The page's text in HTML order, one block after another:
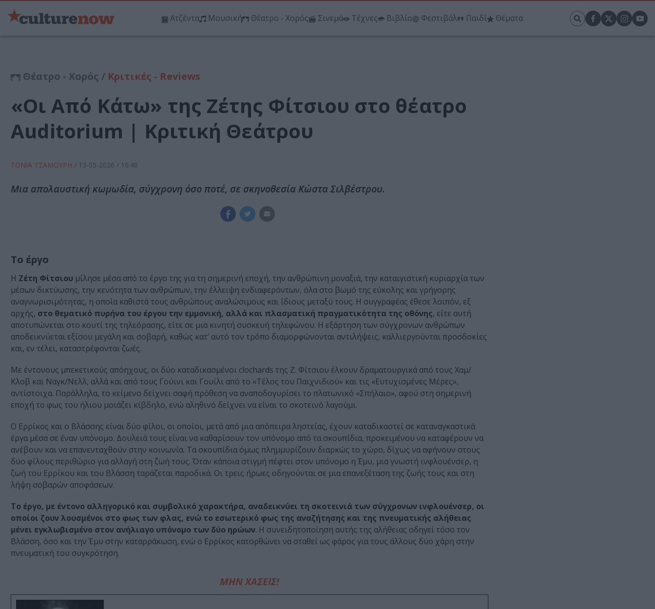
Ατζέντα Μουσική Θέατρο - Χορός Σινεμά Τέχνες Βιβλίο Φεστιβάλ Παιδί Θέματα
Θέατρο - Χορός / Κριτικές - Reviews
«Οι Από Κάτω» της Ζέτης Φίτσιου στο θέατρο
Auditorium | Κριτική Θεάτρου
ΤΟΝΙΑ ΤΣΑΜΟΥΡΗ / 13-05-2026 / 16:48
Μια απολαυστική κωμωδία, σύγχρονη όσο ποτέ, σε σκηνοθεσία Κώστα Σιλβέστρου.
Το έργο
Η Ζέτη Φίτσιου μίλησε μέσα από το έργο της για τη σημερινή εποχή, την ανθρώπινη μοναξιά, την καταιγιστική κυριαρχία των
μέσων δικτύωσης, την κενότητα των ανθρώπων, την έλλειψη ενδιαφερόντων, όλα στο βωμό της εύκολης και γρήγορης
αναγνωρισιμότητας, η οποία καθιστά τους ανθρώπους αναλώσιμους και ίδιους μεταξύ τους. Η συγγραφέας έθεσε λοιπόν, εξ
αρχής, στο θεματικό πυρήνα του έργου την εμμονική, αλλά και πλασματική πραγματικότητα της οθόνης, είτε αυτή
αποτυπώνεται στο κουτί της τηλεόρασης, είτε σε μια κινητή συσκευή τηλεφώνου. Η εξάρτηση των σύγχρονων ανθρώπων
αποδεικνύεται εξίσου μεγάλη και σοβαρή, καθώς κατ’ αυτό τον τρόπο διαμορφώνονται αντιλήψεις, καλλιεργούνται προσδοκίες
και, εν τέλει, καταστρέφονται ζωές.
Με έντονους μπεκετικούς απόηχους, οι δύο καταδικασμένοι clochards της Ζ. Φίτσιου έλκουν δραματουργικά από τους Χαμ/
Κλοβ και Ναγκ/Νελλ, αλλά και από τους Γούινι και Γουίλι από το «Τέλος του Παιχνιδιού» και τις «Ευτυχισμένες Μέρες»,
αντίστοιχα. Παράλληλα, το κείμενο δείχνει σαφή πρόθεση να αναποδογυρίσει το πλατωνικό «Σπήλαιο», αφού στη σημερινή
εποχή το φως του ήλιου μοιάζει κίβδηλο, ενώ αληθινό δείχνει να είναι το σκοτεινό λαγούμι.
Ο Ερρίκος και ο Βλάσσης είναι δύο φίλοι, οι οποίοι, μετά από μια απόπειρα ληστείας, έχουν καταδικαστεί σε καταναγκαστικά
έργα μέσα σε έναν υπόνομο. Δουλειά τους είναι να καθαρίσουν τον υπόνομο από τα σκουπίδια, προκειμένου να καταφέρουν να
ανέβουν και να επανενταχθούν στην κοινωνία. Τα σκουπίδια όμως πλημμυρίζουν διαρκώς το χώρο, δίχως να αφήνουν στους
δύο φίλους περιθώριο για αλλαγή στη ζωή τους. Όταν κάποια στιγμή πέφτει στον υπόνομο η Έμυ, μια γνωστή ινφλουένσερ, η
ζωή του Ερρίκου και του Βλάσση ταράζεται παροδικά. Οι τρεις ήρωες οδηγούνται σε μια επανεξέταση της ζωής τους και στη
λήψη σοβαρών αποφάσεων.
Το έργο, με έντονο αλληγορικό και συμβολικό χαρακτήρα, αναδεικνύει τη σκοτεινιά των σύγχρονων ινφλουένσερ, οι
οποίοι ζουν λουσμένοι στο φως των φλας, ενώ το εσωτερικό φως της αναζήτησης και της πνευματικής αλήθειας
μένει εγκλωβισμένο στον ανήλιαγο υπόνομο των δύο ηρώων. Η συνειδητοποίηση αυτής της αλήθειας οδηγεί τόσο τον
Βλάσση, όσο και την Έμυ στην καταρράκωση, ενώ ο Ερρίκος κατορθώνει να σταθεί ως φάρος για τους άλλους δύο χάρη στην
πνευματική του συγκρότηση.
ΜΗΝ ΧΑΣΕΙΣ!